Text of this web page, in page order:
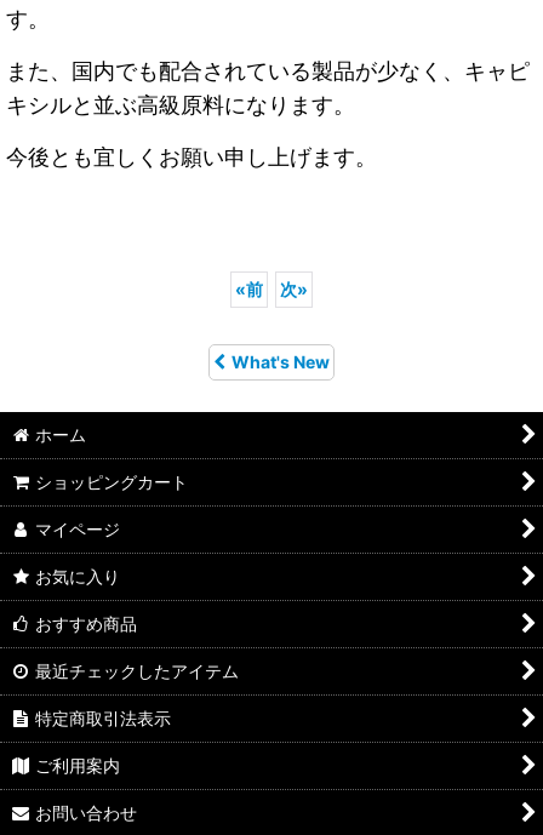
す。
また、国内でも配合されている製品が少なく、キャピ
キシルと並ぶ高級原料になります。
今後とも宜しくお願い申し上げます。
«前 次»
What's New
ホーム
ショッピングカート
マイページ
お気に入り
おすすめ商品
最近チェックしたアイテム
特定商取引法表示
ご利用案内
お問い合わせ